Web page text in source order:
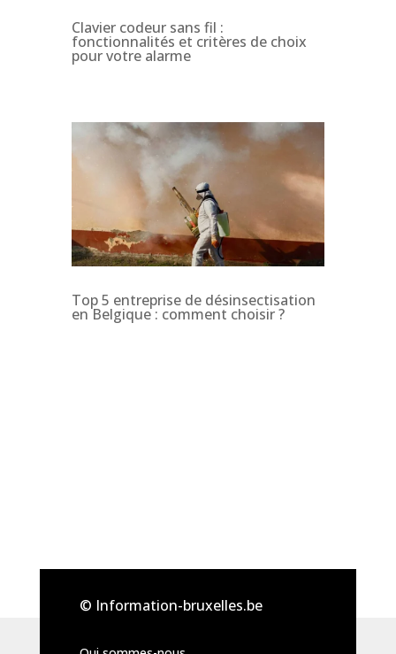
Clavier codeur sans fil :
fonctionnalités et critères de choix
pour votre alarme
Top 5 entreprise de désinsectisation
en Belgique : comment choisir ?
© Information-bruxelles.be